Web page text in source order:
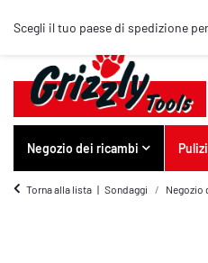
Scegli il tuo paese di spedizione
Negozio dei ricambi
Torna alla lista Sondaggi Negozio